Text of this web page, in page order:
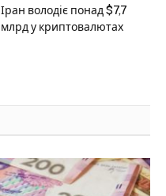
Іран володіє понад $7,7
млрд у криптовалютах